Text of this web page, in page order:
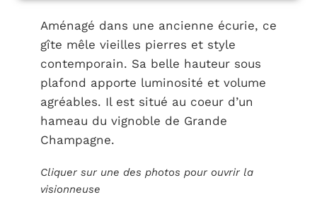
Aménagé dans une ancienne écurie, ce
gîte mêle vieilles pierres et style
contemporain. Sa belle hauteur sous
plafond apporte luminosité et volume
agréables. Il est situé au coeur d’un
hameau du vignoble de Grande
Champagne.
Cliquer sur une des photos pour ouvrir la
visionneuse